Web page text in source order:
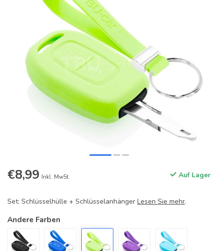
€8,99 Inkl. MwSt. Auf Lager
Set: Schlüsselhülle + Schlüsselanhänger Lesen Sie mehr.
Andere Farben